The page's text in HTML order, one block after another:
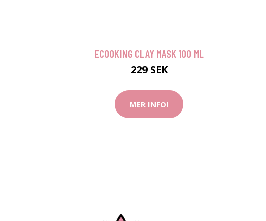
ECOOKING CLAY MASK 100 ML
229 SEK
MER INFO!